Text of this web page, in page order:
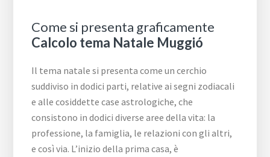
Come si presenta graficamente
Calcolo tema Natale Muggió
Il tema natale si presenta come un cerchio
suddiviso in dodici parti, relative ai segni zodiacali
e alle cosiddette case astrologiche, che
consistono in dodici diverse aree della vita: la
professione, la famiglia, le relazioni con gli altri,
e così via. L’inizio della prima casa, è